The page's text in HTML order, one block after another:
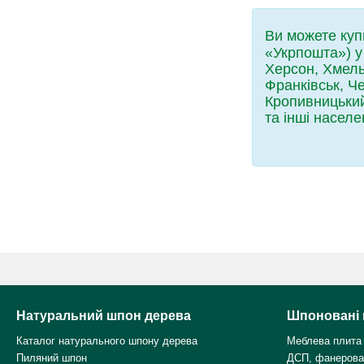
Ви можете
«Укрпошта»)
Херсон,
Франківськ,
та інші
Натуральний шпон дерева
Каталог натурального шпону дерева
Пиляний шпон
Шпоновані
Меблева
ДСП,